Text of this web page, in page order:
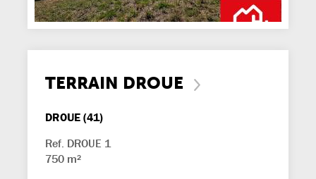
TERRAIN DROUE
DROUE (41)
Ref. DROUE 1
750 m²